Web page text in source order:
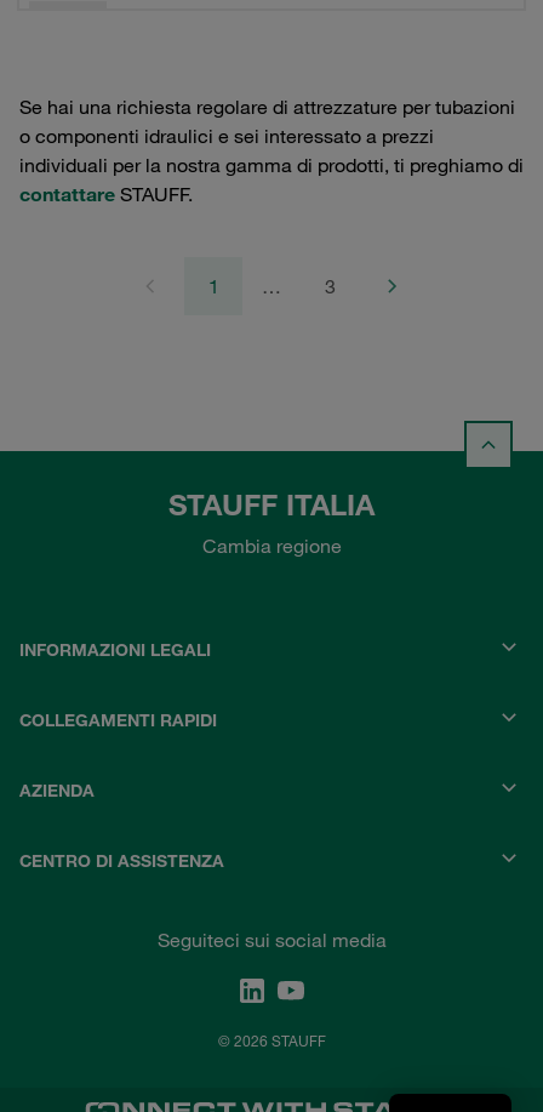
Se hai una richiesta regolare di attrezzature per tubazioni
o componenti idraulici e sei interessato a prezzi
individuali per la nostra gamma di prodotti, ti preghiamo di
contattare STAUFF.
1 … 3
STAUFF ITALIA
Cambia regione
INFORMAZIONI LEGALI
COLLEGAMENTI RAPIDI
AZIENDA
CENTRO DI ASSISTENZA
Seguiteci sui social media
© 2026 STAUFF